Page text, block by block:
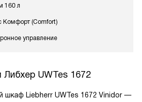
160 л
Комфорт (Comfort)
управление
Либхер UWTes 1672
шкаф Liebherr UWTes 1672 Vinidor —